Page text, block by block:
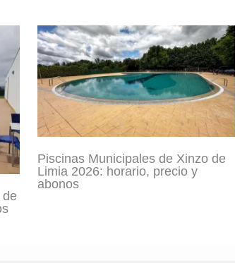
de
Piscinas Municipales de Xinzo de
Limia 2026: horario, precio y
abonos